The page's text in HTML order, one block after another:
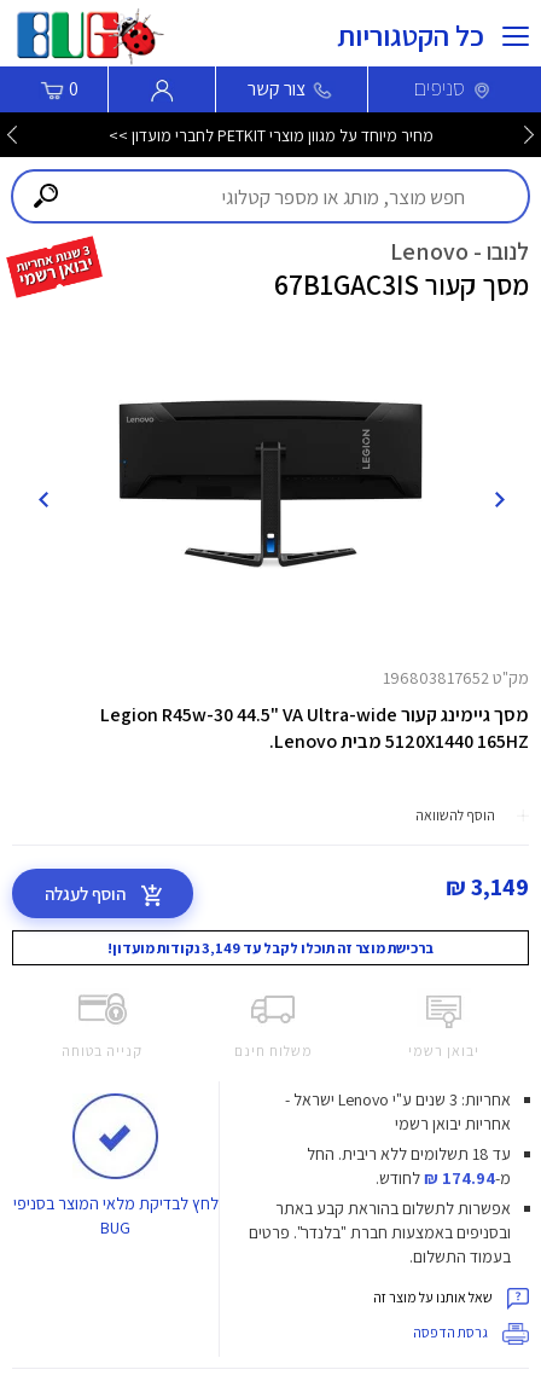
כל הקטגוריות
סניפים צור קשר 0
מחיר מיוחד על מגוון מוצרי PETKIT לחברי מועדון >>
לנובו - Lenovo
מסך קעור 67B1GAC3IS
מק"ט 196803817652
מסך גיימינג קעור Legion R45w-30 44.5" VA Ultra-wide
5120X1440 165HZ מבית Lenovo.
הוסף להשוואה
3,149 ₪ הוסף לעגלה
ברכישת מוצר זה תוכלו לקבל עד 3,149 נקודות מועדון!
יבואן רשמי משלוח חינם קנייה בטוחה
אחריות: 3 שנים ע"י Lenovo ישראל -
אחריות יבואן רשמי
עד 18 תשלומים ללא ריבית.
החל
מ-174.94 ₪
לחודש.
אפשרות לתשלום בהוראת קבע באתר
ובסניפים באמצעות חברת "בלנדר". פרטים
בעמוד התשלום.
שאל אותנו על מוצר זה
גרסת הדפסה
לחץלבדיקת מלאי המוצר בסניפי
BUG